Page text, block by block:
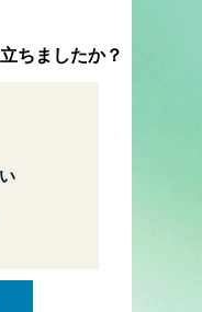
ちましたか？